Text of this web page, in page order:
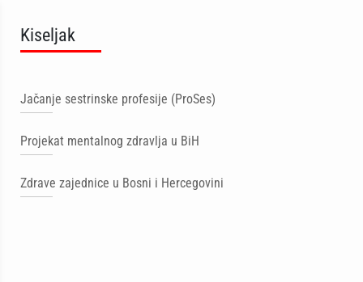
Kiseljak
Jačanje sestrinske profesije (ProSes)
Projekat mentalnog zdravlja u BiH
Zdrave zajednice u Bosni i Hercegovini